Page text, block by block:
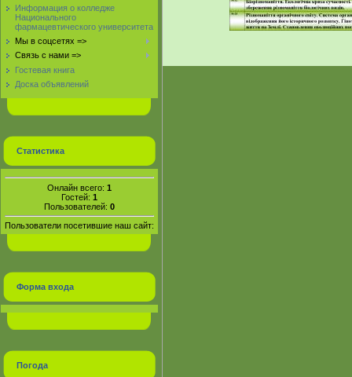
Информация о колледже
Национального
фармацевтического университета
Мы в соцсетях =>
Связь с нами =>
Гостевая книга
Доска объявлений
Статистика
Онлайн всего: 1
Гостей: 1
Пользователей: 0
Пользователи посетившие наш сайт:
Форма входа
Погода